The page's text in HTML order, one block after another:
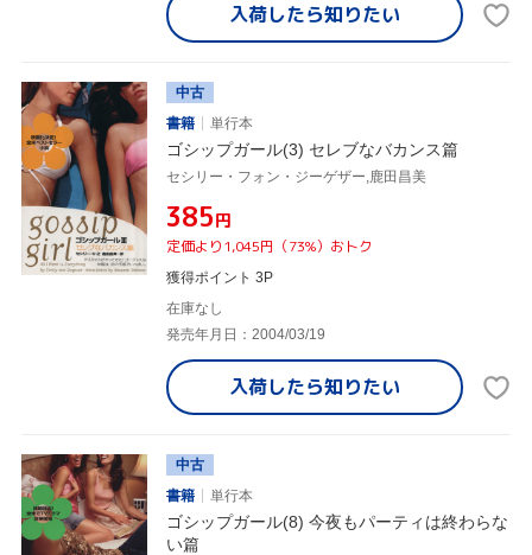
入荷したら知りたい
中古
書籍
単行本
ゴシップガール(3) セレブなバカンス篇
セシリー・フォン・ジーゲザー,鹿田昌美
¥385円
定価より1,045円（73%）おトク
獲得ポイント 3P
在庫なし
発売年月日：2004/03/19
入荷したら知りたい
中古
書籍
単行本
ゴシップガール(8) 今夜もパーティは終わらな
い篇